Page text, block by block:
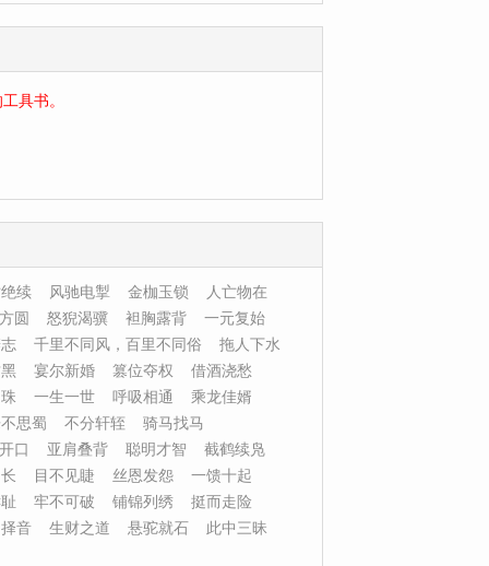
具书。
续 风驰电掣 金枷玉锁
人亡物在
圆
怒猊渴骥 袒胸露背
一元复始
千里不同风，百里不同俗
拖人下水
宴尔新婚 篡位夺权
借酒浇愁
一生一世 呼吸相通
乘龙佳婿
思蜀
不分轩轾
骑马找马
口
亚肩叠背 聪明才智
截鹤续凫
目不见睫 丝恩发怨
一馈十起
牢不可破 铺锦列绣
挺而走险
音
生财之道 悬驼就石 此中三昧